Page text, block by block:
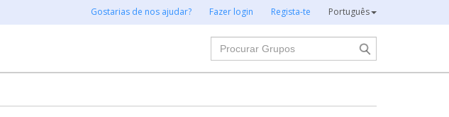
Gostarias de nos ajudar? Fazer login Regista-te Português
Procurar